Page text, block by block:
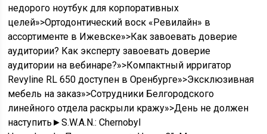
недорого ноутбук для корпоративных
целей»>Ортодонтический воск «Ревилайн» в
ассортименте в Ижевске»>Как завоевать доверие
аудитории? Как эксперту завоевать доверие
аудитории на вебинаре?»>Компактный ирригатор
Revyline RL 650 доступен в Оренбурге»>Эксклюзивная
мебель на заказ»>Сотрудники Белгородского
линейного отдела раскрыли кражу»>День не должен
наступить►S.W.A.N.: Chernobyl